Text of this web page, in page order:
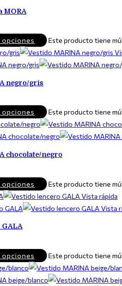
MORA
opciones
Este producto tiene
negro/gris
opciones
Este producto tiene
chocolate/negro
opciones
Este producto tiene
Vista rápida
Vista
GALA
opciones
Este producto tiene